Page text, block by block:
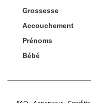
Grossesse
Accouchement
Prénoms
Bébé